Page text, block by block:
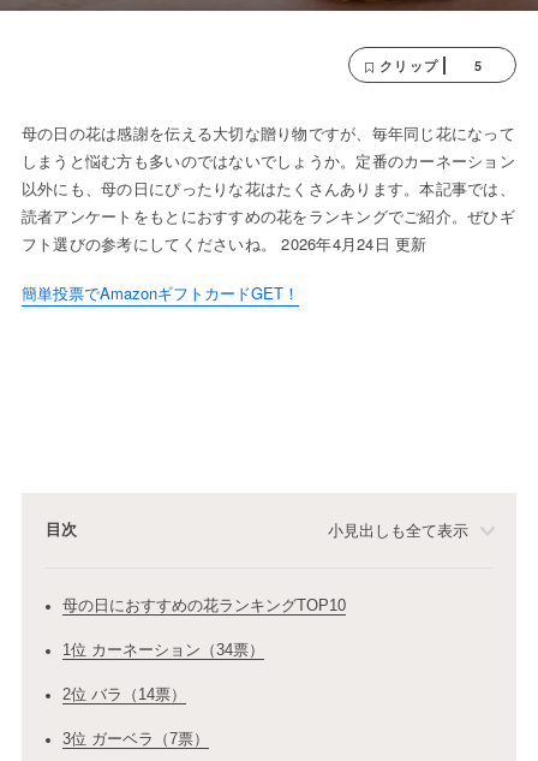
クリップ 5
母の日の花は感謝を伝える大切な贈り物ですが、毎年同じ花になって
しまうと悩む方も多いのではないでしょうか。定番のカーネーション
以外にも、母の日にぴったりな花はたくさんあります。本記事では、
読者アンケートをもとにおすすめの花をランキングでご紹介。ぜひギ
フト選びの参考にしてくださいね。 2026年4月24日 更新
簡単投票でAmazonギフトカードGET！
目次 小見出しも全て表示
母の日におすすめの花ランキングTOP10
1位 カーネーション（34票）
2位 バラ（14票）
3位 ガーベラ（7票）